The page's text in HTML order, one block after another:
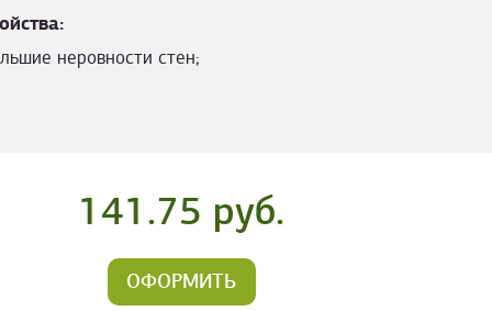
неровности стен;
141.75 руб.
ОФОРМИТЬ